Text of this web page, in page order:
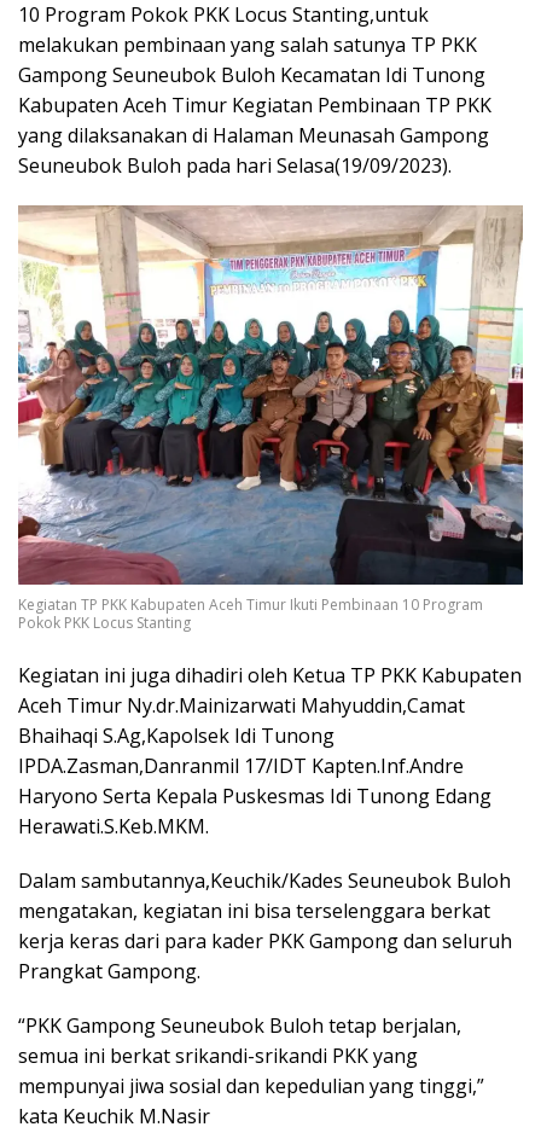
10 Program Pokok PKK Locus Stanting,untuk
melakukan pembinaan yang salah satunya TP PKK
Gampong Seuneubok Buloh Kecamatan Idi Tunong
Kabupaten Aceh Timur Kegiatan Pembinaan TP PKK
yang dilaksanakan di Halaman Meunasah Gampong
Seuneubok Buloh pada hari Selasa(19/09/2023).
Kegiatan TP PKK Kabupaten Aceh Timur Ikuti Pembinaan 10 Program
Pokok PKK Locus Stanting
Kegiatan ini juga dihadiri oleh Ketua TP PKK Kabupaten
Aceh Timur Ny.dr.Mainizarwati Mahyuddin,Camat
Bhaihaqi S.Ag,Kapolsek Idi Tunong
IPDA.Zasman,Danranmil 17/IDT Kapten.Inf.Andre
Haryono Serta Kepala Puskesmas Idi Tunong Edang
Herawati.S.Keb.MKM.
Dalam sambutannya,Keuchik/Kades Seuneubok Buloh
mengatakan, kegiatan ini bisa terselenggara berkat
kerja keras dari para kader PKK Gampong dan seluruh
Prangkat Gampong.
“PKK Gampong Seuneubok Buloh tetap berjalan,
semua ini berkat srikandi-srikandi PKK yang
mempunyai jiwa sosial dan kepedulian yang tinggi,”
kata Keuchik M.Nasir